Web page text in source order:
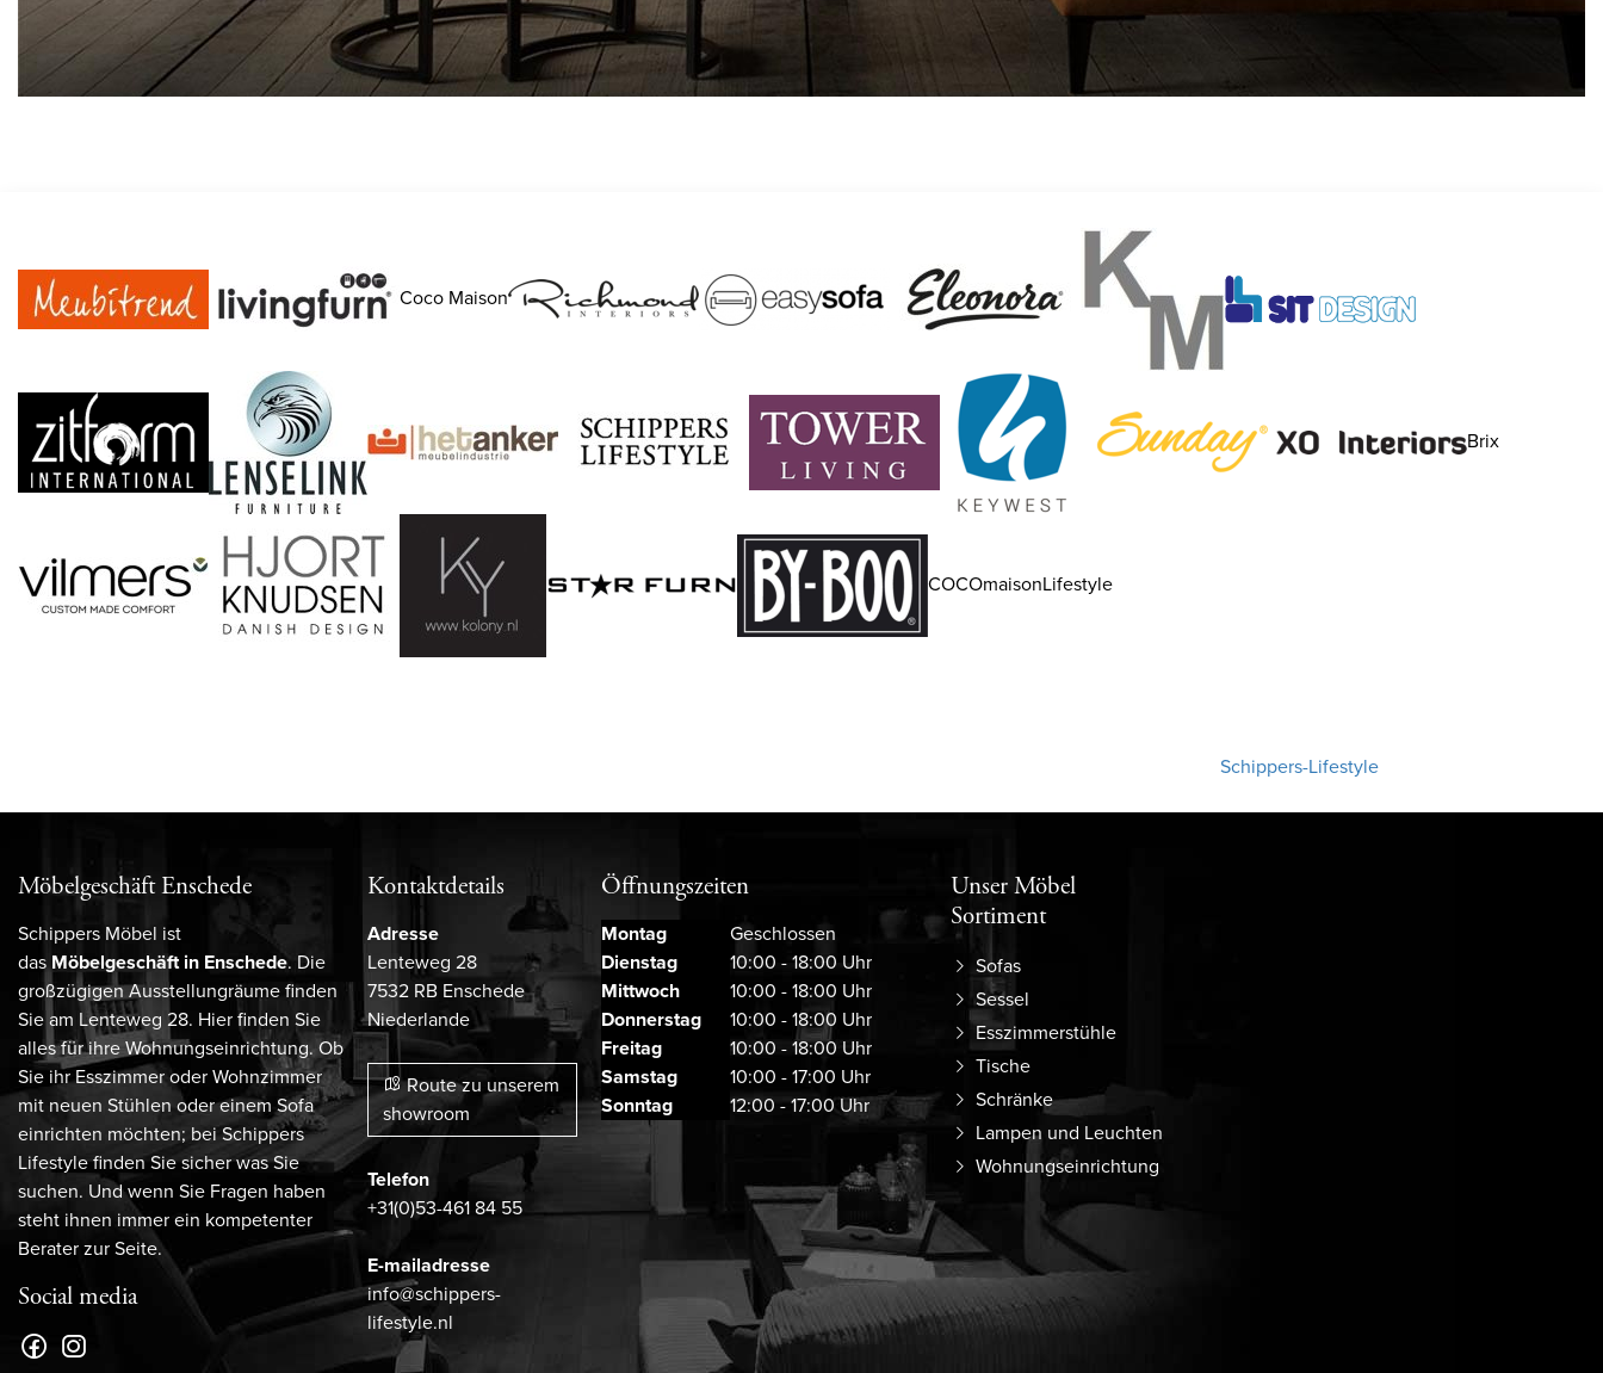
Coco Maison
Brix
COCOmaisonLifestyle
Möbelgeschäft Enschede
Schippers Möbel ist
das Möbelgeschäft in Enschede. Die
großzügigen Ausstellungräume finden
Sie am Lenteweg 28. Hier finden Sie
alles für ihre Wohnungseinrichtung. Ob
Sie ihr Esszimmer oder Wohnzimmer
mit neuen Stühlen oder einem Sofa
einrichten möchten; bei Schippers
Lifestyle finden Sie sicher was Sie
suchen. Und wenn Sie Fragen haben
steht ihnen immer ein kompetenter
Berater zur Seite.
Social media
Kontaktdetails
Adresse
Lenteweg 28
7532 RB Enschede
Niederlande
Route zu unserem
showroom
Telefon
+31(0)53-461 84 55
E-mailadresse
info@schippers-
lifestyle.nl
Öffnungszeiten
Montag
Geschlossen
Dienstag
10:00 - 18:00 Uhr
Mittwoch
10:00 - 18:00 Uhr
Donnerstag
10:00 - 18:00 Uhr
Freitag
10:00 - 18:00 Uhr
Samstag
10:00 - 17:00 Uhr
Sonntag
12:00 - 17:00 Uhr
Unser Möbel
Sortiment
Sofas
Sessel
Esszimmerstühle
Tische
Schränke
Lampen und Leuchten
Wohnungseinrichtung
Schippers-Lifestyle